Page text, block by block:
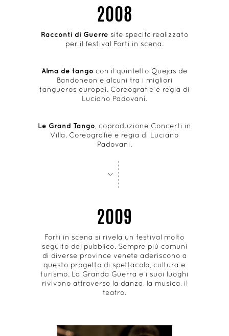
2008
Racconti di Guerre site specifc realizzato
per il festival Forti in scena.
Alma de tango con il quintetto Quejas de
Bandoneon e alcuni tra i migliori
tangueros europei. Coreografie e regia di
Luciano Padovani.
Le Grand Tango , coproduzione Concerti in
Villa. Coreografie e regia di Luciano
Padovani.
---
- ----
>
2009
Forti in scena si rivela un festival molto
seguito dal pubblico. Sempre più comuni
di diverse province venete aderiscono a
questo progetto di spettacolo, cultura e
turismo. La Granda Guerra e i suoi luoghi
rivivono attraverso la danza, la musica, il
teatro.